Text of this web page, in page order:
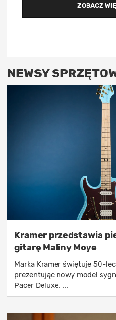
ZOBACZ
NEWSY
Kramer przedstawia
gitarę Maliny Moye
Marka Kramer świętuje 50-
prezentując nowy model
Pacer Deluxe. ...